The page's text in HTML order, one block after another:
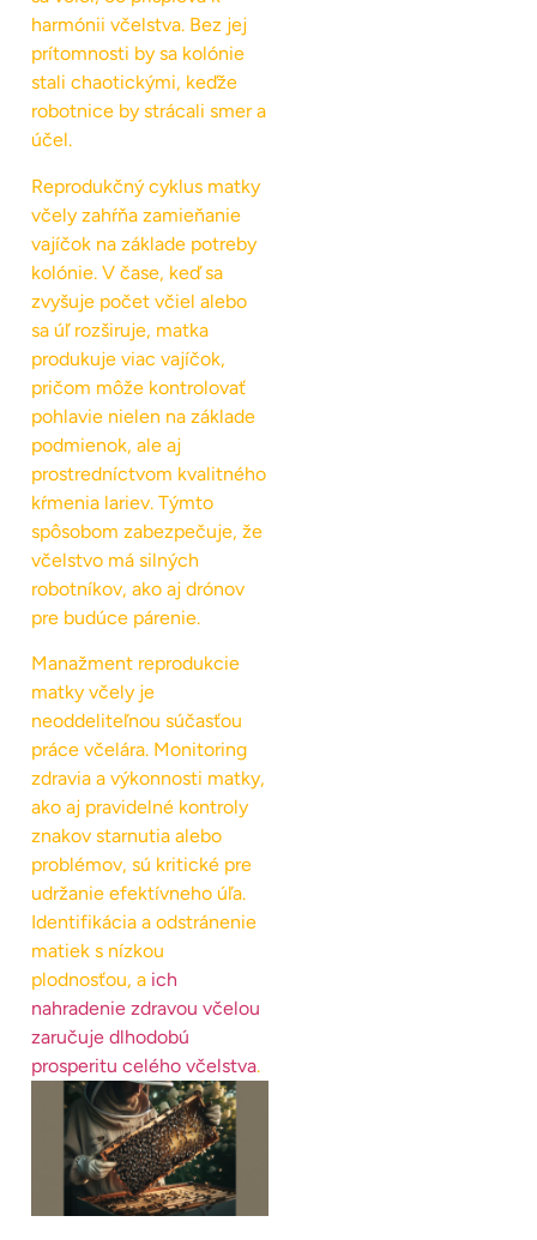
harmónii včelstva. Bez jej
prítomnosti by sa kolónie
stali chaotickými, keďže
robotnice by strácali smer a
účel.
Reprodukčný cyklus matky
včely zahŕňa zamieňanie
vajíčok na základe potreby
kolónie. V čase, keď sa
zvyšuje počet včiel alebo
sa úľ rozširuje, matka
produkuje viac vajíčok,
pričom môže kontrolovať
pohlavie nielen na základe
podmienok, ale aj
prostredníctvom kvalitného
kŕmenia lariev. Týmto
spôsobom zabezpečuje, že
včelstvo má silných
robotníkov, ako aj drónov
pre budúce párenie.
Manažment reprodukcie
matky včely je
neoddeliteľnou súčasťou
práce včelára. Monitoring
zdravia a výkonnosti matky,
ako aj pravidelné kontroly
znakov starnutia alebo
problémov, sú kritické pre
udržanie efektívneho úľa.
Identifikácia a odstránenie
matiek s nízkou
plodnosťou, a ich
nahradenie zdravou včelou
zaručuje dlhodobú
prosperitu celého včelstva.